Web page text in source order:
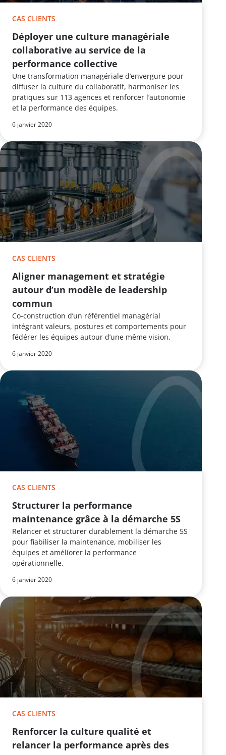
CAS CLIENTS
Déployer une culture managériale
collaborative au service de la
performance collective
Une transformation managériale d’envergure pour
diffuser la culture du collaboratif, harmoniser les
pratiques sur 113 agences et renforcer l’autonomie
et la performance des équipes.
6 janvier 2020
CAS CLIENTS
Aligner management et stratégie
autour d’un modèle de leadership
commun
Co-construction d’un référentiel managérial
intégrant valeurs, postures et comportements pour
fédérer les équipes autour d’une même vision.
6 janvier 2020
CAS CLIENTS
Structurer la performance
maintenance grâce à la démarche 5S
Relancer et structurer durablement la démarche 5S
pour fiabiliser la maintenance, mobiliser les
équipes et améliorer la performance
opérationnelle.
6 janvier 2020
CAS CLIENTS
Renforcer la culture qualité et
relancer la performance après des